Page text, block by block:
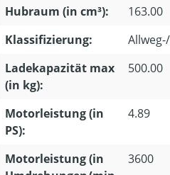
Hubraum (in cm³):
163.00
Klassifizierung:
Ladekapazität max
(in kg):
500.00
Motorleistung (in
PS):
4.89
Motorleistung (in
3600